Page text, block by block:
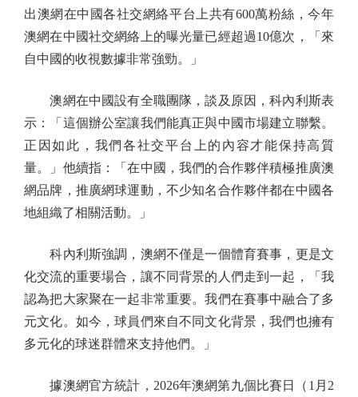
出澳網在中國各社交網絡平台上共有600萬粉絲，今年
澳網在中國社交網絡上的曝光量已經超過10億次，「來
自中國的收視數據非常強勁。」
澳網在中國設有全職團隊，談及原因，科內利斯表
示：「這個辦公室讓我們能真正與中國市場建立聯繫。
正因如此，我們各社交平台上的內容才能保持高質
量。」他續指：「在中國，我們的合作夥伴積極推廣澳
網品牌，推廣網球運動，不少知名合作夥伴都在中國各
地組織了相關活動。」
科內利斯強調，澳網不僅是一個體育賽事，更是文
化交流的重要場合，讓不同背景的人們走到一起，「我
認為把大家聚在一起非常重要。我們在賽事中融合了多
元文化。如今，球員們來自不同文化背景，我們也擁有
多元化的球迷群體來支持他們。」
據澳網官方統計，2026年澳網第九個比賽日（1月2